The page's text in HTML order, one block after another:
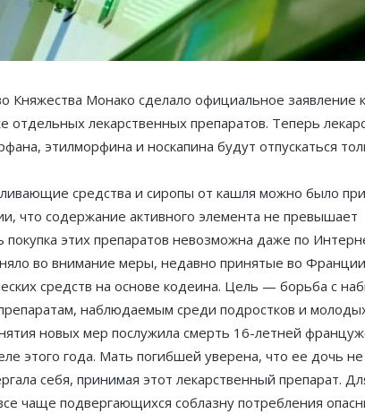
Княжества Монако сделало официальное заявление
отдельных лекарственных препаратов. Теперь
этилморфина и носкапина будут отпускаться
средства и сиропы от кашля можно было
что содержание активного элемента не превышает
покупка этих препаратов невозможна даже по
во внимание меры, недавно принятые во
средств на основе кодеина. Цель — борьба с
наблюдаемым среди подростков и
новых мер послужила смерть 16-летней
этого года. Мать погибшей уверена, что ее дочь не
себя, принимая этот лекарственный препарат.
чаще подвергающихся соблазну потребления
Князь Альбер II и
Шарлен посетили 77-й
Красного Креста
Шарль Леклер вновь в
Ferrari набирает
паузой